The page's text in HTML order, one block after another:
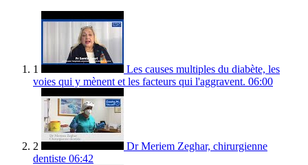
1
Les causes multiples du diabète, les
voies qui y mènent et les facteurs qui l'aggravent. 06:00
2
Dr Meriem Zeghar, chirurgienne
dentiste 06:42